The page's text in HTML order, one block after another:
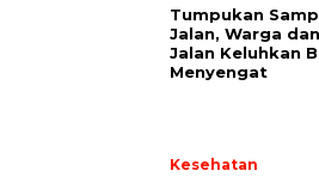
Tumpukan
Jalan, Warga
Jalan Keluhkan
Menyengat
Kesehatan